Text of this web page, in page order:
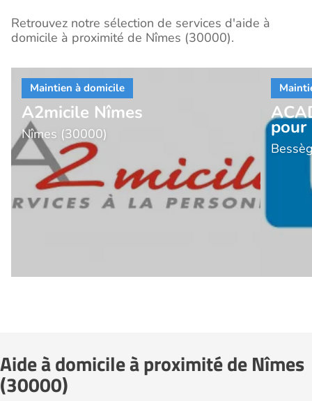
Retrouvez notre sélection de services d'aide à
domicile à proximité de Nîmes (30000).
A2micile Nîmes
Nîmes (30000) pour
Aide à domicile à proximité de Nîmes
(30000)